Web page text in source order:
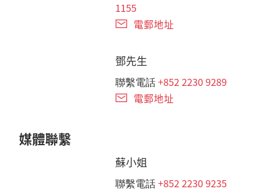
1155
電郵地址
鄧先生
聯繫電話 +852 2230 9289
電郵地址
媒體聯繫
蘇小姐
聯繫電話 +852 2230 9235